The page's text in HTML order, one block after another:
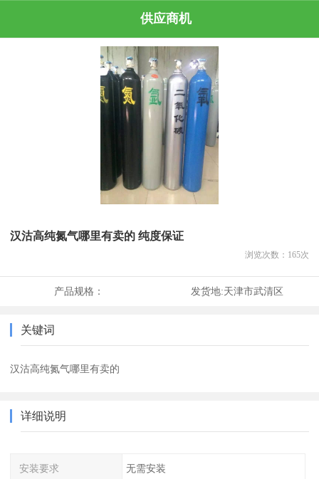
供应商机
汉沽高纯氮气哪里有卖的 纯度保证
浏览次数： 165次
产品规格： 发货地:天津市武清区
关键词
汉沽高纯氮气哪里有卖的
详细说明
安装要求 无需安装